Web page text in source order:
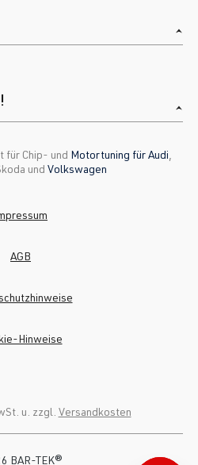
für Chip- und Motortuning für Audi
und Volkswagen
u. zzgl. Versandkosten
AGB
Hinweise
BAR-TEK®